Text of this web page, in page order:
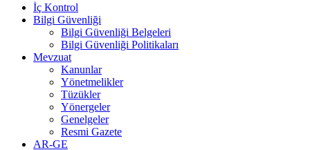
İç Kontrol
Bilgi Güvenliği
Bilgi Güvenliği Belgeleri
Bilgi Güvenliği Politikaları
Mevzuat
Kanunlar
Yönetmelikler
Tüzükler
Yönergeler
Genelgeler
Resmi Gazete
AR-GE